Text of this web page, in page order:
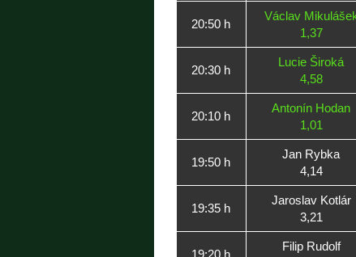
20:50 h
Václav
1,37
20:30 h
Lucie Široká
4,58
20:10 h
Antonín Hodan
1,01
19:50 h
Jan Rybka
4,14
19:35 h
Jaroslav Kotlár
3,21
19:20 h
Filip Rudolf